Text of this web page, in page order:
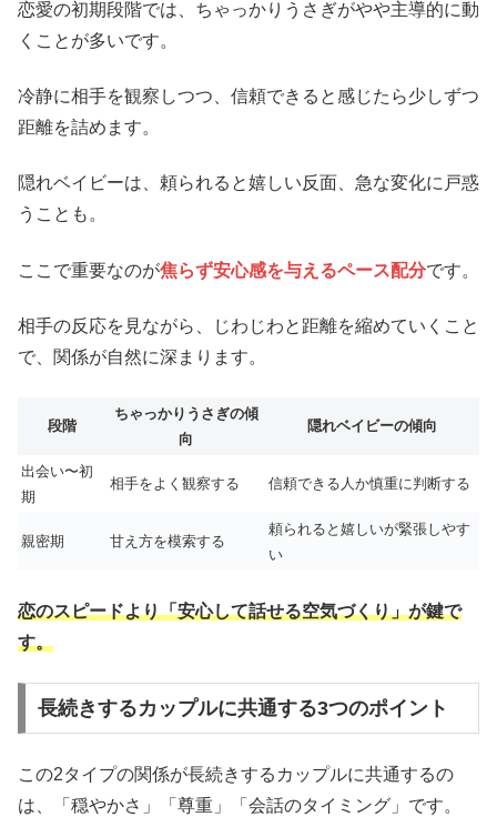
恋愛の初期段階では、ちゃっかりうさぎがやや主導的に動
くことが多いです。
冷静に相手を観察しつつ、信頼できると感じたら少しずつ
距離を詰めます。
隠れベイビーは、頼られると嬉しい反面、急な変化に戸惑
うことも。
ここで重要なのが焦らず安心感を与えるペース配分です。
相手の反応を見ながら、じわじわと距離を縮めていくこと
で、関係が自然に深まります。
段階
ちゃっかりうさぎの傾
向
隠れベイビーの傾向
出会い〜初
期
相手をよく観察する 信頼できる人か慎重に判断する
親密期 甘え方を模索する
頼られると嬉しいが緊張しやす
い
恋のスピードより「安心して話せる空気づくり」が鍵で
す。
長続きするカップルに共通する3つのポイント
この2タイプの関係が長続きするカップルに共通するの
は、「穏やかさ」「尊重」「会話のタイミング」です。